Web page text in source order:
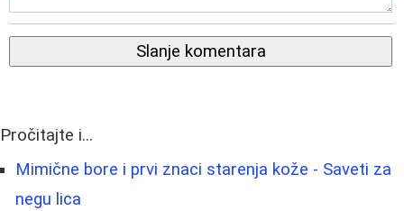
Slanje komentara
Pročitajte i...
Mimične bore i prvi znaci starenja kože - Saveti za
negu lica